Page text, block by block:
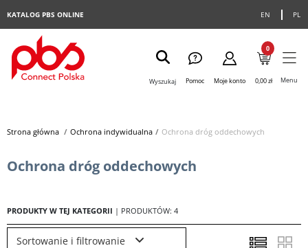
EN PL
KATALOG PBS ONLINE
Wyszukaj Pomoc Moje konto
0
0,00 zł Menu
Strona główna> Ochrona indywidualna> Ochrona dróg oddechowych
Ochrona dróg oddechowych
PRODUKTY W TEJ KATEGORII | PRODUKTÓW: 4
Sortowanie i filtrowanie